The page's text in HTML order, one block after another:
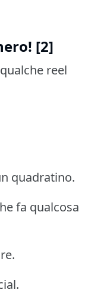
[2]
reel
quadratino.
fa qualcosa